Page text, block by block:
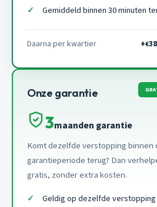
Gemiddeld binnen 30 minuten
Daarna per kwartier +€
Onze garantie
3maanden garantie
Komt dezelfde verstopping binnen
garantieperiode terug? Dan
gratis, zonder extra kosten.
Geldig op dezelfde verstopping